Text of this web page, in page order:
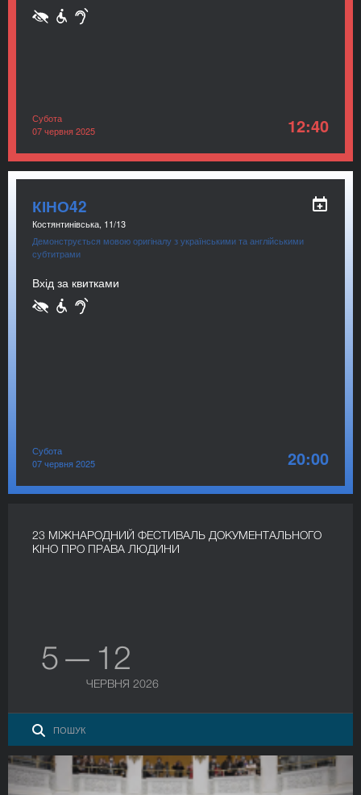
Субота
07 червня 2025
12:40
КІНО42
Костянтинівська, 11/13
Демонструється мовою оригіналу з українськими та англійськими
субтитрами
Вхід за квитками
Субота
07 червня 2025
20:00
23 МІЖНАРОДНИЙ ФЕСТИВАЛЬ ДОКУМЕНТАЛЬНОГО
КІНО ПРО ПРАВА ЛЮДИНИ
5 — 12
ЧЕРВНЯ 2026